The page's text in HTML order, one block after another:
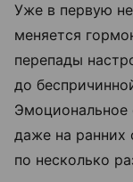
Уже в первую
меняется
перепады
до
даже на ранних
по несколько